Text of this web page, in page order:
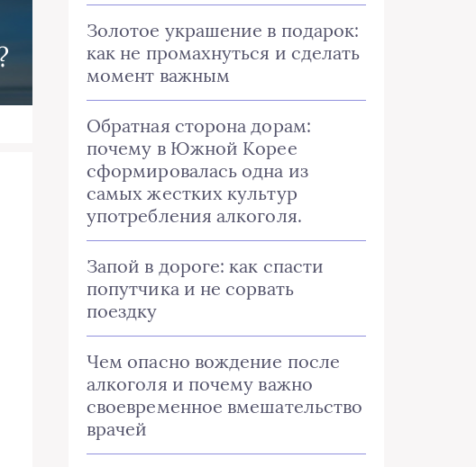
Золотое украшение в подарок:
как не промахнуться и сделать
момент важным
Обратная сторона дорам:
почему в Южной Корее
сформировалась одна из
самых жестких культур
употребления алкоголя.
Запой в дороге: как спасти
попутчика и не сорвать
поездку
Чем опасно вождение после
алкоголя и почему важно
своевременное вмешательство
врачей